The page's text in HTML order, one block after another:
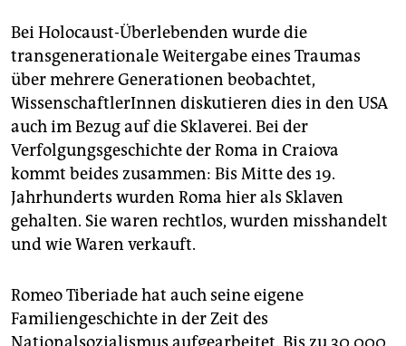
Bei Holocaust-Überlebenden wurde die
transgenerationale Weitergabe eines Traumas
über mehrere Generationen beobachtet,
WissenschaftlerInnen diskutieren dies in den USA
auch im Bezug auf die Sklaverei. Bei der
Verfolgungsgeschichte der Roma in Craiova
kommt beides zusammen: Bis Mitte des 19.
Jahrhunderts wurden Roma hier als Sklaven
gehalten. Sie waren rechtlos, wurden misshandelt
und wie Waren verkauft.
Romeo Tiberiade hat auch seine eigene
Familiengeschichte in der Zeit des